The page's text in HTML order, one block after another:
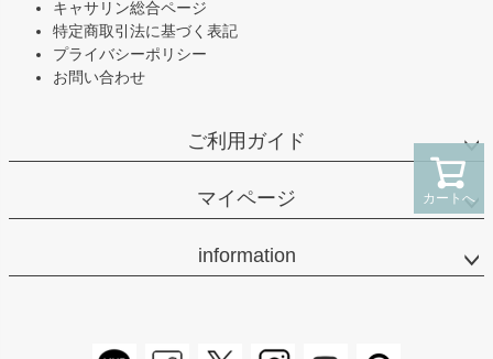
カートへ
キャサリン総合ページ
特定商取引法に基づく表記
プライバシーポリシー
お問い合わせ
ご利用ガイド
マイページ
information